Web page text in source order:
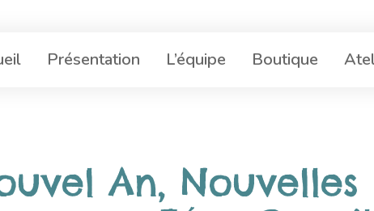
Présentation L’équipe Boutique
An, Nouvelles